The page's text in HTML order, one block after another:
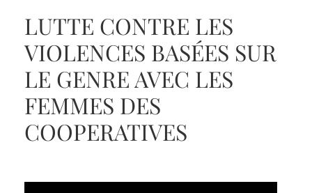
LUTTE CONTRE LES
VIOLENCES BASÉES SUR
LE GENRE AVEC LES
FEMMES DES
COOPERATIVES